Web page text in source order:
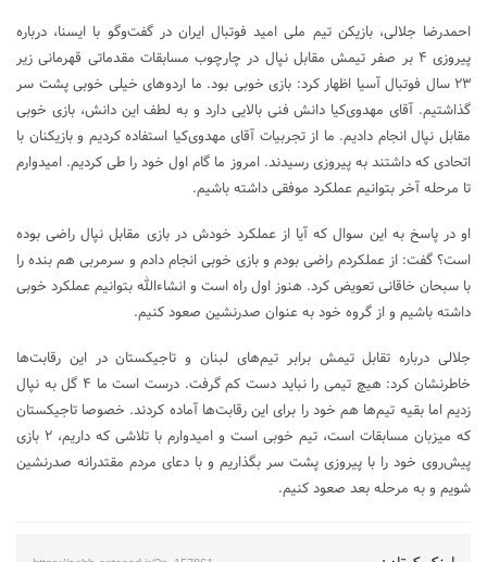
احمدرضا جلالی، بازیکن تیم ملی امید فوتبال ایران در گفت‌وگو با ایسنا، درباره
پیروزی ۴ بر صفر تیمش مقابل نپال در چارچوب مسابقات مقدماتی قهرمانی زیر
۲۳ سال فوتبال آسیا اظهار کرد: بازی خوبی بود. ما اردوهای خیلی خوبی پشت سر
گذاشتیم. آقای مهدوی‌کیا دانش فنی بالایی دارد و به لطف این دانش، بازی خوبی
مقابل نپال انجام دادیم. ما از تجربیات آقای مهدوی‌کیا استفاده کردیم و بازیکنان با
اتحادی که داشتند به پیروزی رسیدند. امروز ما گام اول خود را طی کردیم. امیدوارم
تا مرحله آخر بتوانیم عملکرد موفقی داشته باشیم.
او در پاسخ به این سوال که آیا از عملکرد خودش در بازی مقابل نپال راضی بوده
است؟ گفت: از عملکردم راضی بودم و بازی خوبی انجام دادم و سرمربی هم بنده را
با سبحان خاقانی تعویض کرد. هنوز اول راه است و انشاء‌الله بتوانیم عملکرد خوبی
داشته باشیم و از گروه خود به عنوان صدرنشین صعود کنیم.
جلالی درباره تقابل تیمش برابر تیم‌های لبنان و تاجیکستان در این رقابت‌ها
خاطرنشان کرد: هیچ تیمی را نباید دست کم گرفت. درست است ما ۴ گل به نپال
زدیم اما بقیه تیم‌ها هم خود را برای این رقابت‌ها آماده کردند. خصوصا تاجیکستان
که میزبان مسابقات است، تیم خوبی است و امیدوارم با تلاشی که داریم، ۲ بازی
پیش‌روی خود را با پیروزی پشت سر بگذاریم و با دعای مردم مقتدرانه صدرنشین
شویم و به مرحله بعد صعود کنیم.